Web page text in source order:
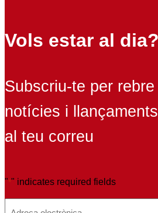
Vols estar al dia?
Subscriu-te per
notícies i
al teu correu
"*" indicates required fields